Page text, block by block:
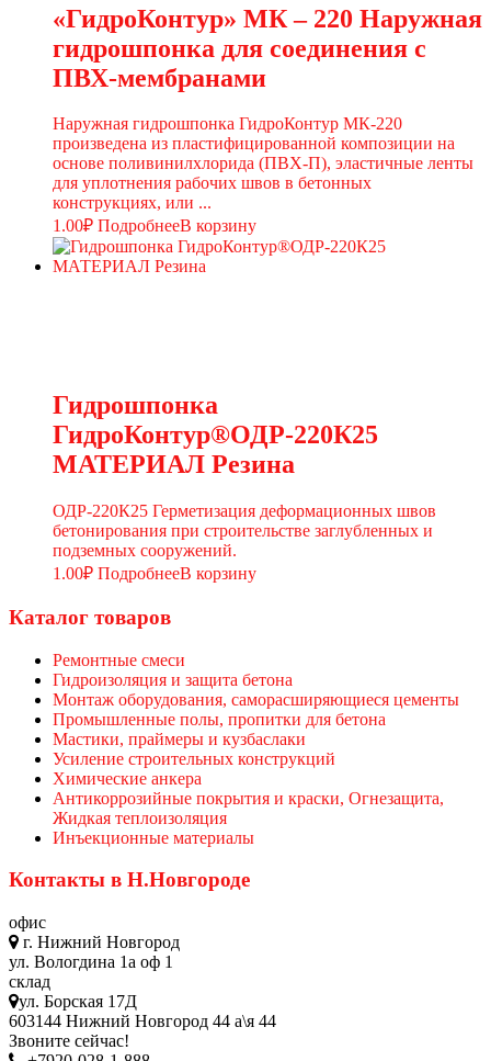
«ГидроКонтур» МК – 220 Наружная
гидрошпонка для соединения с
ПВХ-мембранами
Наружная гидрошпонка ГидроКонтур МК-220
произведена из пластифицированной композиции на
основе поливинилхлорида (ПВХ-П), эластичные ленты
для уплотнения рабочих швов в бетонных
конструкциях, или ...
1.00₽ ПодробнееВ корзину
Гидрошпонка
ГидроКонтур®ОДР-220К25
МАТЕРИАЛ Резина
ОДР-220К25 Герметизация деформационных швов
бетонирования при строительстве заглубленных и
подземных сооружений.
1.00₽ ПодробнееВ корзину
Каталог товаров
Ремонтные смеси
Гидроизоляция и защита бетона
Монтаж оборудования, саморасширяющиеся цементы
Промышленные полы, пропитки для бетона
Мастики, праймеры и кузбаслаки
Усиление строительных конструкций
Химические анкера
Антикоррозийные покрытия и краски, Огнезащита,
Жидкая теплоизоляция
Инъекционные материалы
Контакты в Н.Новгороде
офис
г. Нижний Новгород
ул. Вологдина 1а оф 1
склад
ул. Борская 17Д
603144 Нижний Новгород 44 а\я 44
Звоните сейчас!